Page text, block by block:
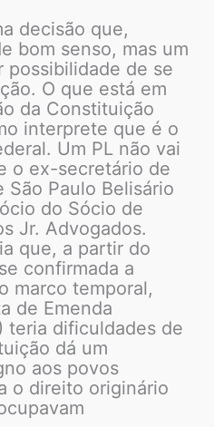
decisão que,
bom senso, mas um
possibilidade de se
O que está em
da Constituição
interprete que é o
Um PL não vai
o ex-secretário de
São Paulo Belisário
do Sócio de
Jr. Advogados.
que, a partir do
confirmada a
marco temporal,
de Emenda
teria dificuldades de
dá um
aos povos
o direito originário